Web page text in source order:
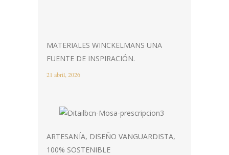
MATERIALES WINCKELMANS UNA
FUENTE DE INSPIRACIÓN.
21 abril, 2026
ARTESANÍA, DISEÑO VANGUARDISTA,
100% SOSTENIBLE